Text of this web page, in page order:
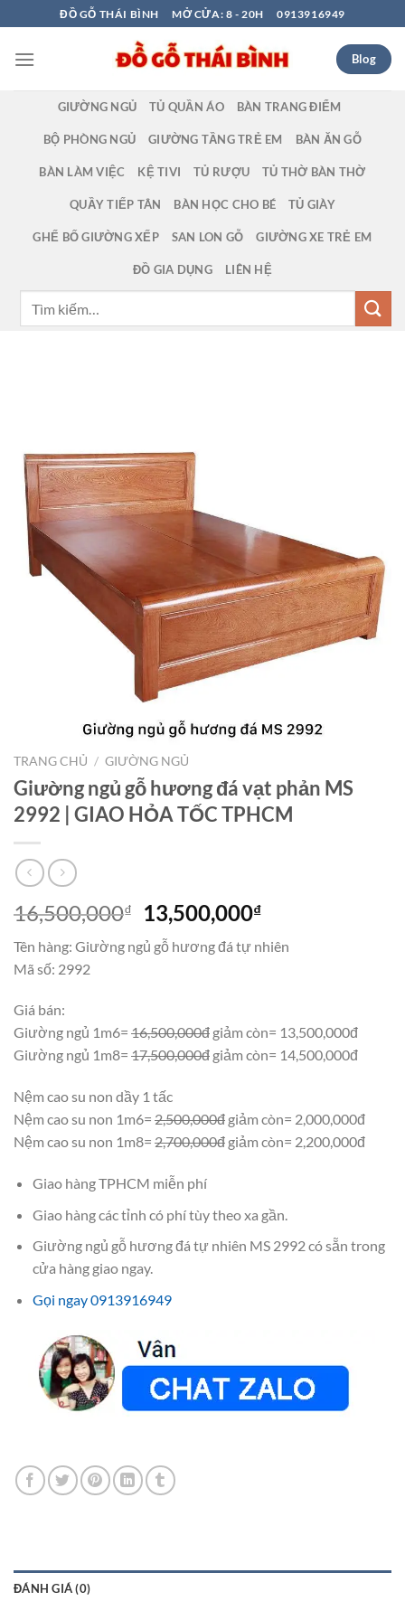
qua
nội
ĐỒ GỖ THÁI BÌNH MỞ CỬA: 8 - 20H 0913916949
Blog
GIƯỜNG NGỦ TỦ QUẦN ÁO BÀN TRANG ĐIỂM
BỘ PHÒNG NGỦ GIƯỜNG TẦNG TRẺ EM BÀN ĂN GỖ
BÀN LÀM VIỆC KỆ TIVI TỦ RƯỢU TỦ THỜ BÀN THỜ
QUẦY TIẾP TÂN BÀN HỌC CHO BÉ TỦ GIÀY
GHẾ BỐ GIƯỜNG XẾP SAN LON GỖ GIƯỜNG XE TRẺ EM
ĐỒ GIA DỤNG LIÊN HỆ
TRANG CHỦ / GIƯỜNG NGỦ
Giường ngủ gỗ hương đá vạt phản MS
2992 | GIAO HỎA TỐC TPHCM
16,500,000₫
Giá
gốc
là:
13,500,000₫Giá
tại
Tên hàng: Giường ngủ gỗ hương đá tự nhiên
Mã số: 2992
Giá bán:
Giường ngủ 1m6= 16,500,000đ giảm còn= 13,500,000đ
Giường ngủ 1m8= 17,500,000đ giảm còn= 14,500,000đ
Nệm cao su non dầy 1 tấc
Nệm cao su non 1m6= 2,500,000đ giảm còn= 2,000,000đ
Nệm cao su non 1m8= 2,700,000đ giảm còn= 2,200,000đ
Giao hàng TPHCM miễn phí
Giao hàng các tỉnh có phí tùy theo xa gần.
Giường ngủ gỗ hương đá tự nhiên MS 2992 có sẵn trong
cửa hàng giao ngay.
Gọi ngay 0913916949
ĐÁNH GIÁ (0)